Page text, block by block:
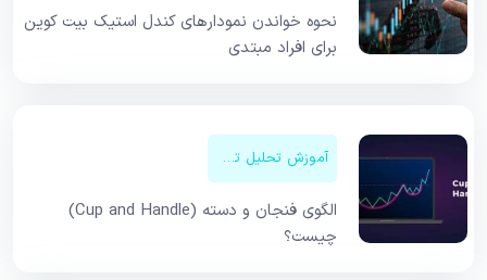
نحوه خواندن نمودارهای کندل استیک بیت کوین
برای افراد مبتدی
آموزش تحلیل تکنیکال
الگوی فنجان و دسته (Cup and Handle)
چیست؟